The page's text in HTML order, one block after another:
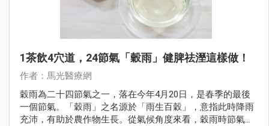
1茶飲4穴道，24節氣「穀雨」健脾祛溼這樣做！
作者：馬光醫療網
穀雨為二十四節氣之一，落在今年4月20日，是春季的最後
一個節氣。「穀雨」之名源於「雨生百穀」，意指此時降雨
充沛，有助於農作物生長。從氣候角度來看，穀雨時節氣溫